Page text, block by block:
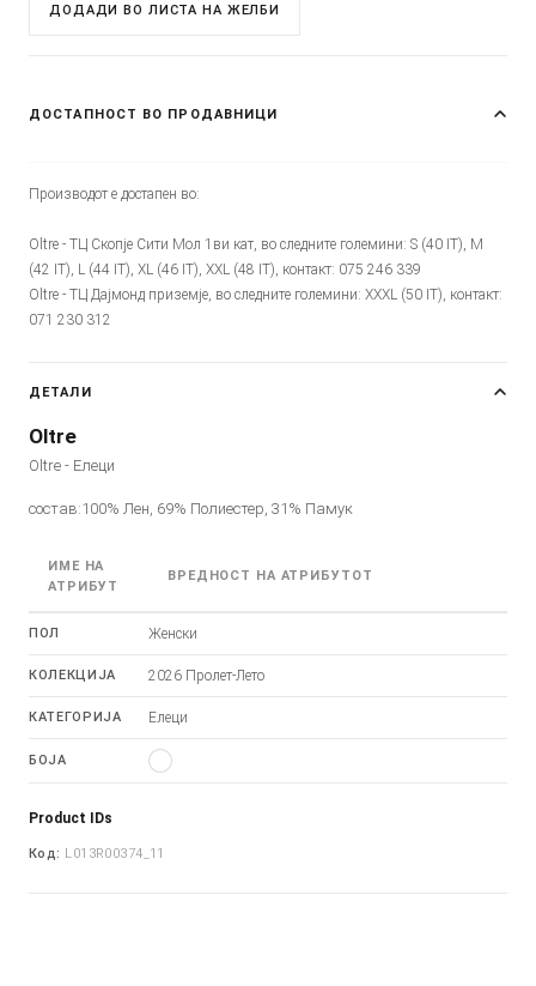
ДОДАДИ ВО ЛИСТА НА ЖЕЛБИ
ДОСТАПНОСТ ВО ПРОДАВНИЦИ
Производот е достапен во:
Oltre - ТЦ Скопје Сити Мол 1ви кат, во следните големини: S (40 IT), M
(42 IT), L (44 IT), XL (46 IT), XXL (48 IT), контакт: 075 246 339
Oltre - ТЦ Дајмонд приземје, во следните големини: XXXL (50 IT), контакт:
071 230 312
ДЕТАЛИ
Oltre
Oltre - Елеци
состав:100% Лен, 69% Полиестер, 31% Памук
ИМЕ НА
АТРИБУТ
ВРЕДНОСТ НА АТРИБУТОТ
ПОЛ Женски
КОЛЕКЦИЈА 2026 Пролет-Лето
КАТЕГОРИЈА Елеци
БОЈА
Product IDs
Код: L013R00374_11